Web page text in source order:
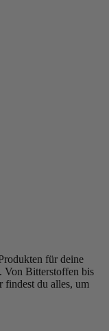
für deine
Von Bitterstoffen bis
findest du alles, um